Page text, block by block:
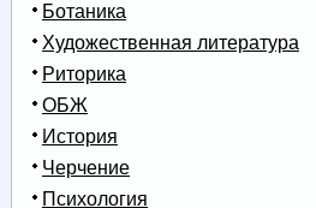
Ботаника
Художественная литература
Риторика
ОБЖ
История
Черчение
Психология